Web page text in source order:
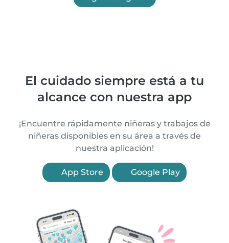
El cuidado siempre está a tu
alcance con nuestra app
¡Encuentre rápidamente niñeras y trabajos de
niñeras disponibles en su área a través de
nuestra aplicación!
App Store Google Play